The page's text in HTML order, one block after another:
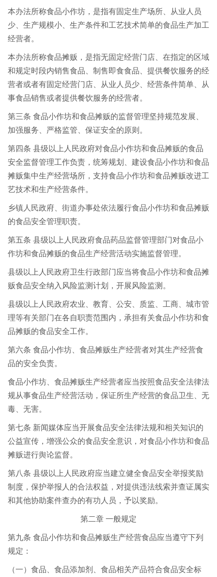
本办法所称食品小作坊，是指有固定生产场所、从业人员
少、生产规模小、生产条件和工艺技术简单的食品生产加工
经营者。
本办法所称食品摊贩，是指无固定经营门店、在指定的区域
和规定时段内销售食品、制售即食食品、提供餐饮服务的经
营者或者有固定经营门店、从业人员少、经营条件简单、从
事食品销售或者提供餐饮服务的经营者。
第三条 食品小作坊和食品摊贩的监督管理坚持规范发展、
加强服务、严格监管、保证安全的原则。
第四条 县级以上人民政府对食品小作坊和食品摊贩的食品
安全监督管理工作负责，统筹规划、建设食品小作坊和食品
摊贩集中生产经营场所，支持食品小作坊和食品摊贩改进工
艺技术和生产经营条件。
乡镇人民政府、街道办事处依法履行食品小作坊和食品摊贩
的食品安全管理职责。
第五条 县级以上人民政府食品药品监督管理部门对食品小
作坊和食品摊贩的食品生产经营活动实施监督管理。
县级以上人民政府卫生行政部门应当将食品小作坊和食品摊
贩食品安全纳入风险监测计划，开展风险监测。
县级以上人民政府农业、教育、公安、质监、工商、城市管
理等有关部门在各自职责范围内，承担有关食品小作坊和食
品摊贩的食品安全工作。
第六条 食品小作坊、食品摊贩生产经营者对其生产经营食
品的安全负责。
食品小作坊、食品摊贩生产经营者应当按照食品安全法律法
规从事食品生产经营活动，保证所生产经营的食品卫生、无
毒、无害。
第七条 新闻媒体应当开展食品安全法律法规和相关知识的
公益宣传，增强公众的食品安全意识，对食品小作坊和食品
摊贩进行舆论监督。
第八条 县级以上人民政府应当建立健全食品安全举报奖励
制度，保护举报人的合法权益，对提供违法线索并查证属实
和其他协助案件查办的有功人员，予以奖励。
第二章 一般规定
第九条 食品小作坊和食品摊贩生产经营食品应当遵守下列
规定：
（一）食品、食品添加剂、食品相关产品符合食品安全标